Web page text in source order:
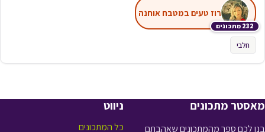
232 מתכונים
רוז טעים במטבח אוחנה
חלבי
מאסטר מתכונים
בנו לכם ספר מהמתכונים שאהבתם
ניווט
כל המתכונים